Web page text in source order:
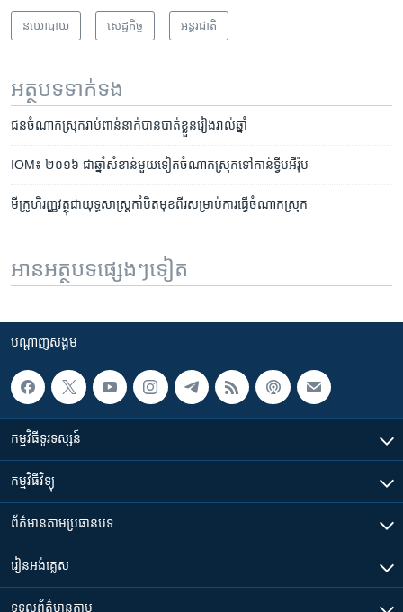
នយោបាយ សេដ្ឋកិច្ច អន្តរជាតិ
អត្ថបទ​ទាក់ទង
ជន​ចំណាក​ស្រុក​រាប់​ពាន់​នាក់​បាន​បាត់​ខ្លួន​រៀង​រាល់​ឆ្នាំ
IOM៖​ ​២០១៦​ ជា​ឆ្នាំ​សំខាន់​មួយ​ទៀត​​ចំណាក​ស្រុក​ទៅ​កាន់​ទ្វីប​អឺរ៉ុប​
មីក្រូ​ហិរញ្ញវត្ថុ​ជា​យុទ្ធសាស្ត្រ​កាំបិត​មុខ​ពីរ​សម្រាប់​ការ​ធ្វើ​ចំណាក​ស្រុក
អានអត្ថបទផ្សេងៗទៀត
បណ្តាញ​សង្គម
កម្មវិធី​ទូរទស្សន៍
កម្មវិធី​វិទ្យុ
ព័ត៌មាន​តាមប្រធានបទ​
រៀន​​អង់គ្លេស
ទទួល​ព័ត៌មាន​តាម